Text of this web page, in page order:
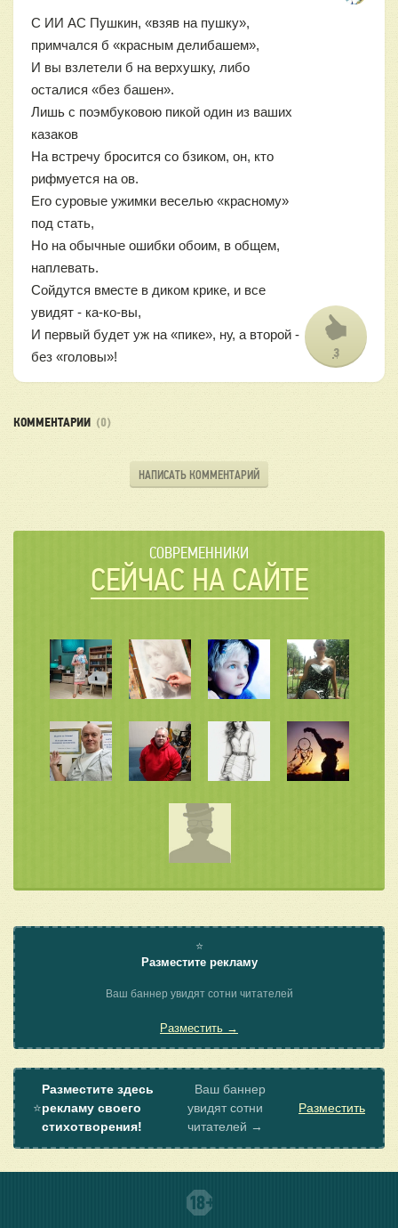
С ИИ АС Пушкин, «взяв на пушку»,
примчался б «красным делибашем»,
И вы взлетели б на верхушку, либо
осталися «без башен».
Лишь с поэмбуковою пикой один из ваших
казаков
На встречу бросится со бзиком, он, кто
рифмуется на ов.
Его суровые ужимки веселью «красному»
под стать,
Но на обычные ошибки обоим, в общем,
наплевать.
Сойдутся вместе в диком крике, и все
увидят - ка-ко-вы,
И первый будет уж на «пике», ну, а второй -
без «головы»!
3
КОММЕНТАРИИ (0)
НАПИСАТЬ КОММЕНТАРИЙ
СОВРЕМЕННИКИ
СЕЙЧАС НА САЙТЕ
⭐
Разместите рекламу
Ваш баннер увидят сотни читателей
Разместить →
⭐
Разместите здесь
рекламу своего
стихотворения!
Ваш баннер
увидят сотни
читателей →
Разместить